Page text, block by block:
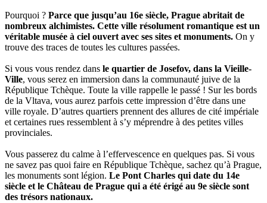
Pourquoi ? Parce que jusqu’au 16e siècle, Prague abritait de
nombreux alchimistes. Cette ville résolument romantique est un
véritable musée à ciel ouvert avec ses sites et monuments. On y
trouve des traces de toutes les cultures passées.
Si vous vous rendez dans le quartier de Josefov, dans la Vieille-
Ville, vous serez en immersion dans la communauté juive de la
République Tchèque. Toute la ville rappelle le passé ! Sur les bords
de la Vltava, vous aurez parfois cette impression d’être dans une
ville royale. D’autres quartiers prennent des allures de cité impériale
et certaines rues ressemblent à s’y méprendre à des petites villes
provinciales.
Vous passerez du calme à l’effervescence en quelques pas. Si vous
ne savez pas quoi faire en République Tchèque, sachez qu’à Prague,
les monuments sont légion. Le Pont Charles qui date du 14e
siècle et le Château de Prague qui a été érigé au 9e siècle sont
des trésors nationaux.